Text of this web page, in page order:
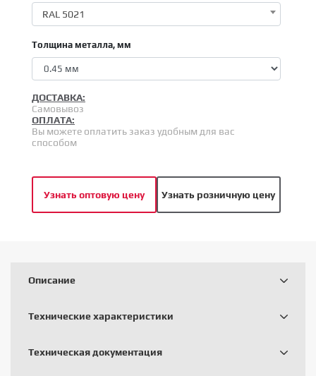
RAL 5021
Толщина металла, мм
ДОСТАВКА:
Самовывоз
ОПЛАТА:
Вы можете оплатить заказ удобным для вас
способом
Узнать оптовую цену Узнать розничную цену
Описание
Технические характеристики
Техническая документация